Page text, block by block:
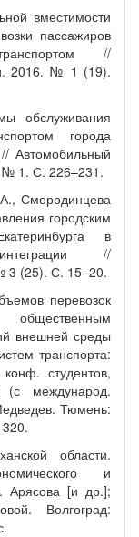
вместимости
пассажиров
//
2016. № 1 (19).
обслуживания
города
Автомобильный
№ 1. С. 226–231.
Смородинцева
городским
в
//
3 (25). С. 15–20.
перевозок
внешней среды
транспорта:
студентов,
международ.
Тюмень:
области.
и
Арясова [и др.];
Волгоград: